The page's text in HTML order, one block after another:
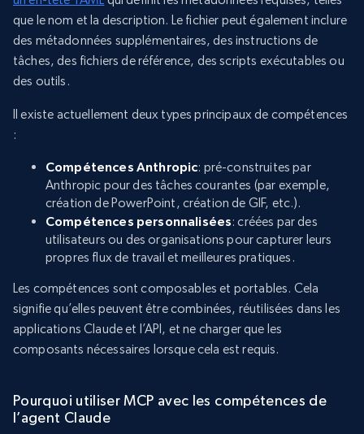
que le nom et la description. Le fichier peut également inclure
des métadonnées supplémentaires, des instructions de
tâches, des fichiers de référence, des scripts exécutables ou
des outils.
Il existe actuellement deux types principaux de compétences
:
Compétences Anthropic: pré-construites par
Anthropic pour des tâches courantes (par exemple,
création de PowerPoint, création de GIF, etc.).
Compétences personnalisées: créées par des
utilisateurs ou des organisations pour capturer leurs
propres flux de travail et meilleures pratiques.
Les compétences sont composables et portables. Cela
signifie qu’elles peuvent être combinées, réutilisées dans les
applications Claude et l’API, et ne charger que les
composants nécessaires lorsque cela est requis.
Pourquoi utiliser MCP avec les compétences de
l’agent Claude